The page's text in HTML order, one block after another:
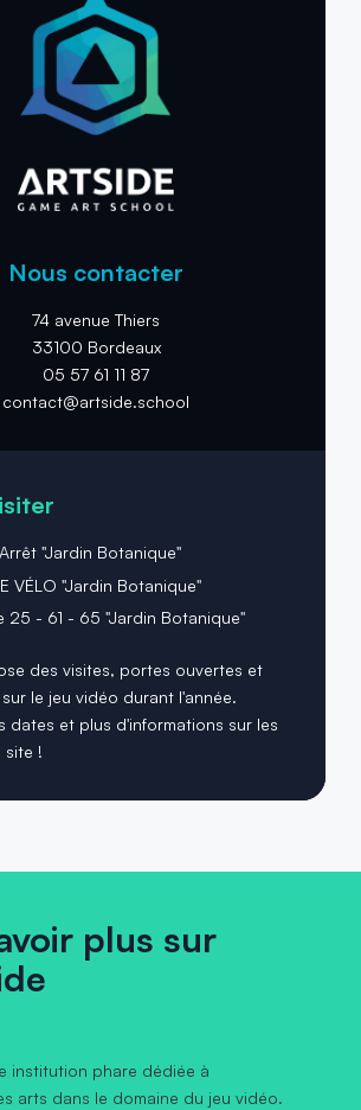
Nous contacter
74 avenue Thiers
33100 Bordeaux
05 57 61 11 87
contact@artside.school
"Jardin Botanique"
VÉLO "Jardin Botanique"
25 - 61 - 65 "Jardin Botanique"
des visites, portes ouvertes et
le jeu vidéo durant l'année.
dates et plus d'informations sur les
site !
plus sur
institution phare dédiée à
arts dans le domaine du jeu vidéo.